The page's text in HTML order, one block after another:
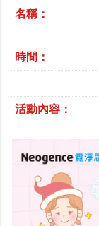
名稱：
時間：
活動內容：